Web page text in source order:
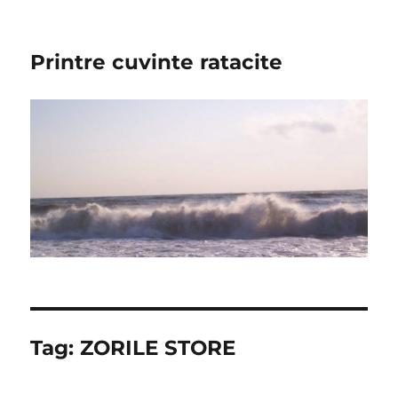
Printre cuvinte ratacite
Tag:ZORILE STORE